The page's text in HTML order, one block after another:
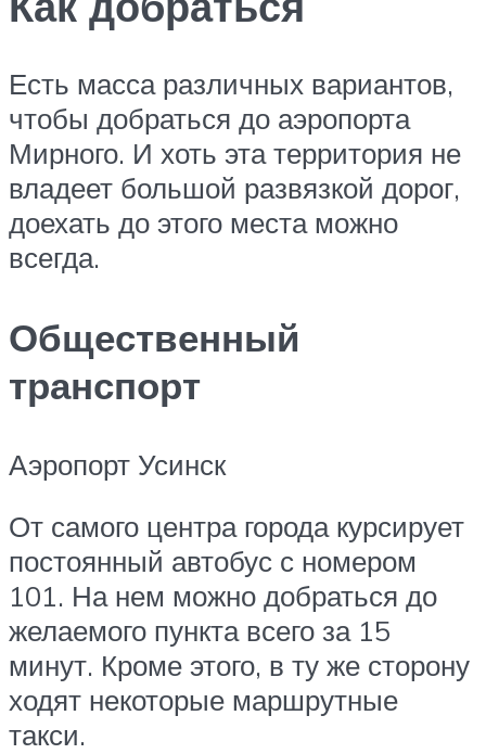
Есть масса различных вариантов,
чтобы добраться до аэропорта
Мирного. И хоть эта территория не
владеет большой развязкой дорог,
доехать до этого места можно
всегда.
Общественный
транспорт
Аэропорт Усинск
От самого центра города курсирует
постоянный автобус с номером
101. На нем можно добраться до
желаемого пункта всего за 15
минут. Кроме этого, в ту же сторону
ходят некоторые маршрутные
такси.